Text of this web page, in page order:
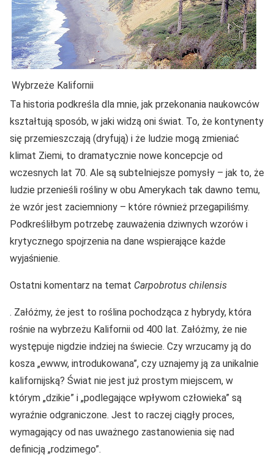
Wybrzeże Kalifornii
Ta historia podkreśla dla mnie, jak przekonania naukowców
kształtują sposób, w jaki widzą oni świat. To, że kontynenty
się przemieszczają (dryfują) i że ludzie mogą zmieniać
klimat Ziemi, to dramatycznie nowe koncepcje od
wczesnych lat 70. Ale są subtelniejsze pomysły – jak to, że
ludzie przenieśli rośliny w obu Amerykach tak dawno temu,
że wzór jest zaciemniony – które również przegapiliśmy.
Podkreśliłbym potrzebę zauważenia dziwnych wzorów i
krytycznego spojrzenia na dane wspierające każde
wyjaśnienie.
Ostatni komentarz na temat Carpobrotus chilensis
. Załóżmy, że jest to roślina pochodząca z hybrydy, która
rośnie na wybrzeżu Kalifornii od 400 lat. Załóżmy, że nie
występuje nigdzie indziej na świecie. Czy wrzucamy ją do
kosza „ewww, introdukowana”, czy uznajemy ją za unikalnie
kalifornijską? Świat nie jest już prostym miejscem, w
którym „dzikie” i „podlegające wpływom człowieka” są
wyraźnie odgraniczone. Jest to raczej ciągły proces,
wymagający od nas uważnego zastanowienia się nad
definicją „rodzimego”.